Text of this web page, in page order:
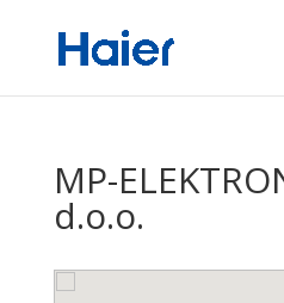
MP-
d.o.o.